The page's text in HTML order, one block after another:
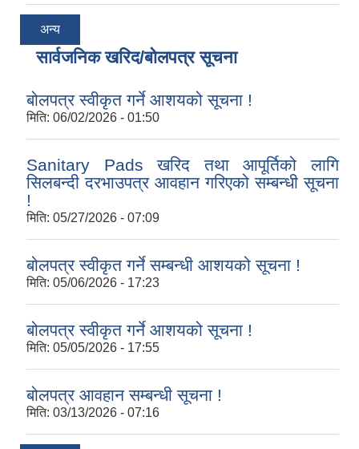
अन्य
सार्वजनिक खरिद/बोलपत्र सूचना
बोलपत्र स्वीकृत गर्ने आशयको सूचना !
मिति: 06/02/2026 - 01:50
Sanitary Pads खरिद तथा आपूर्तिको लागि
सिलबन्दी दरभाउपत्र आवहान गरिएको सम्बन्धी सूचना
!
मिति: 05/27/2026 - 07:09
बोलपत्र स्वीकृत गर्ने सम्बन्धी आशयको सूचना !
मिति: 05/06/2026 - 17:23
बोलपत्र स्वीकृत गर्ने आशयको सूचना !
मिति: 05/05/2026 - 17:55
बोलपत्र आवहान सम्बन्धी सूचना !
मिति: 03/13/2026 - 07:16